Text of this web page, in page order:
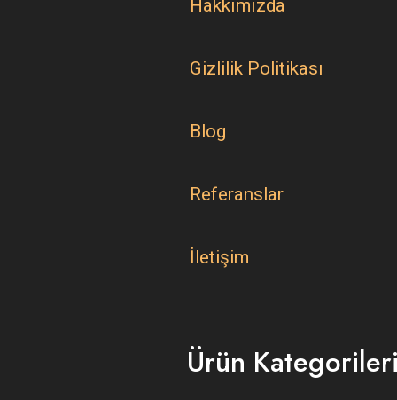
Hakkımızda
Gizlilik Politikası
Blog
Referanslar
İletişim
Ürün